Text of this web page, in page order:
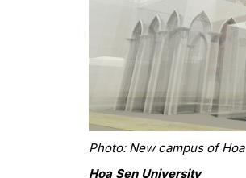
Photo: New campus of
Hoa Sen University